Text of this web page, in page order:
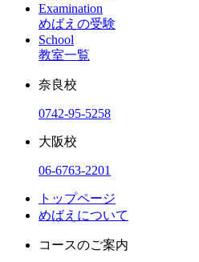
Examination
めばえの受験
School
教室一覧
奈良校
0742-95-5258
大阪校
06-6763-2201
トップページ
めばえについて
コースのご案内